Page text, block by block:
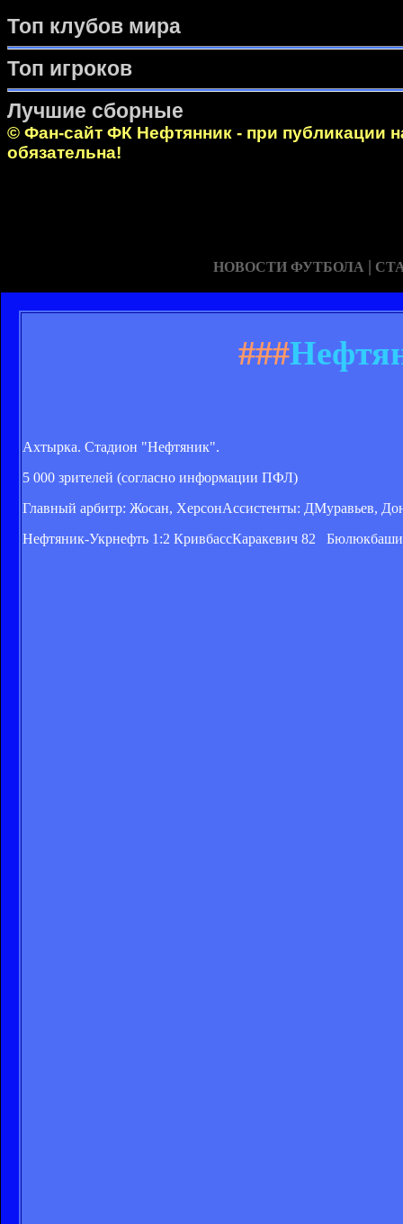
НОВОСТИ ФУТБОЛА |
###
Ахтырка. Стадион "Нефтяник".
5 000 зрителей (согласно информации ПФЛ)
Главный арбитр: Жосан, ХерсонАссистенты: ДМуравьев,
Нефтяник-Укрнефть 1:2 КривбассКаракевич 82
Топ клубов мира
Топ игроков
Лучшие сборные
© Фан-сайт ФК Нефтянник - при публикации
обязательна!